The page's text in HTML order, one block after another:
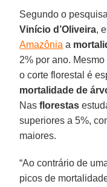
Segundo o
Vinício d’Oliveira,
Amazônia a
2% por ano.
o corte florestal é
mortalidade de
Nasflorestas
superiores a 5%,
maiores.
“Ao contrário de
picos de